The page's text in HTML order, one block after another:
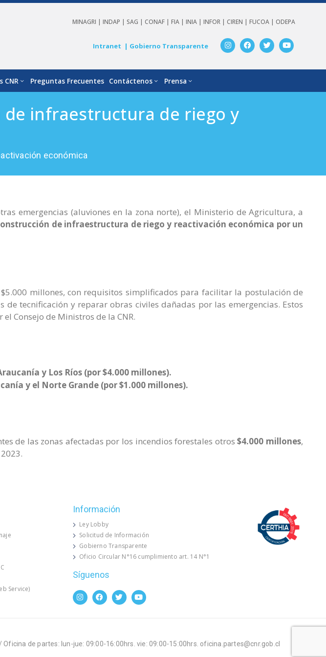
MINAGRI |INDAP | SAG | CONAF |FIA |INIA |INFOR | CIREN |FUCOA | ODEPA
Intranet | Gobierno Transparente
CNR Preguntas Frecuentes Contáctenos Prensa
de infraestructura de riego y
económica
emergencias (aluviones en la zona norte), el Ministerio de Agricultura, a
de infraestructura de riego y reactivación económica por un
millones, con requisitos simplificados para facilitar la postulación de
tecnificación y reparar obras civiles dañadas por las emergencias. Estos
Consejo de Ministros de la CNR.
y Los Ríos (por $4.000 millones).
y el Norte Grande (por $1.000 millones).
de las zonas afectadas por los incendios forestales otros$4.000 millones,
Service)
Información
Ley Lobby
Solicitud de Información
Gobierno Transparente
Oficio Circular N°16 cumplimiento art. 14 N°1
Síguenos
de partes: lun-jue: 09:00-16:00hrs. vie: 09:00-15:00hrs. oficina.partes@cnr.gob.cl